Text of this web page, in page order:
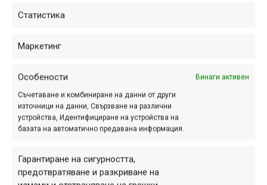
Статистика
Маркетинг
Особености Винаги активен
Съчетаване и комбиниране на данни от други
източници на данни, Свързване на различни
устройства, Идентифициране на устройства на
базата на автоматично предавана информация.
Гарантиране на сигурността,
предотвратяване и разкриване на